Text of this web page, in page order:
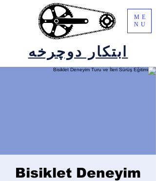
ابتکار دوچرخه
ME
NU
Bisiklet Deneyim